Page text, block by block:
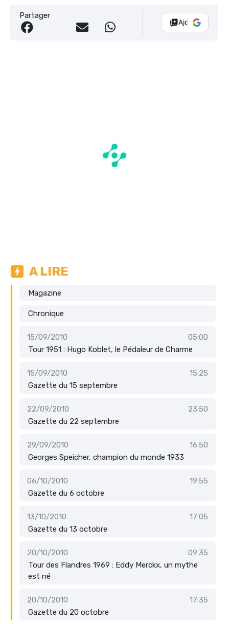
Partager
Ajouter Vélo
A LIRE
Magazine
Chronique
15/09/2010
05:00
Tour 1951 : Hugo Koblet, le Pédaleur de Charme
15/09/2010
15:25
Gazette du 15 septembre
22/09/2010
23:50
Gazette du 22 septembre
29/09/2010
16:50
Georges Speicher, champion du monde 1933
06/10/2010
19:55
Gazette du 6 octobre
13/10/2010
17:05
Gazette du 13 octobre
20/10/2010
09:35
Tour des Flandres 1969 : Eddy Merckx, un mythe
est né
20/10/2010
17:35
Gazette du 20 octobre